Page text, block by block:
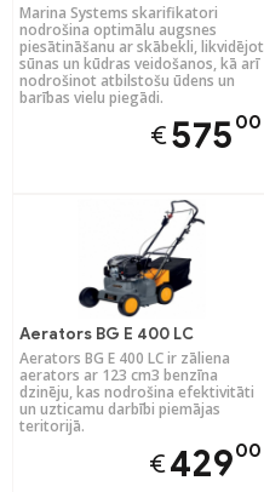
Marina Systems skarifikatori
nodrošina optimālu augsnes
piesātināšanu ar skābekli, likvidējot
sūnas un kūdras veidošanos, kā arī
nodrošinot atbilstošu ūdens un
barības vielu piegādi.
€575 00
Aerators BG E 400 LC
Aerators BG E 400 LC ir zāliena
aerators ar 123 cm3 benzīna
dzinēju, kas nodrošina efektivitāti
un uzticamu darbībi piemājas
teritorijā.
€42900